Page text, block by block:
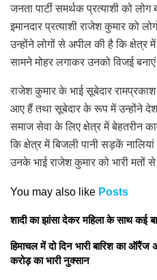
जनता पार्टी समर्थक प्रत्याशी को
इमानदार प्रत्याशी राजेश कुमार को
उन्होंने लोगों से अपील की है कि
सामने मोहर लगाकर उनको विजई बनाएं
राजेश कुमार के भाई सूबेदार
आए हैं तथा सूबेदार के रूप में उन्होंने
समाज सेवा के लिए क्षेत्र में बेहतरीन
कि क्षेत्र में बिजली पानी सड़कें
उनके भाई राजेश कुमार को भारी मतों
You may also like Posts
शादी का झांसा देकर महिला के साथ कई
हिमाचल में दो दिन भारी बारिश का
करोड़ का भारी नुक्सान